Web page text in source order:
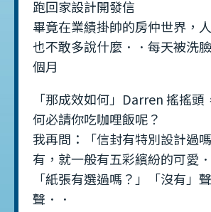
跑回家設計開發信
畢竟在業績掛帥的房仲世界，
也不敢多說什麼．．每天被洗
個月
「那成效如何」Darren 搖搖頭
何必請你吃咖哩飯呢？
我再問：「信封有特別設計過
有，就一般有五彩繽紛的可愛．
「紙張有選過嗎？」「沒有」
聲．．